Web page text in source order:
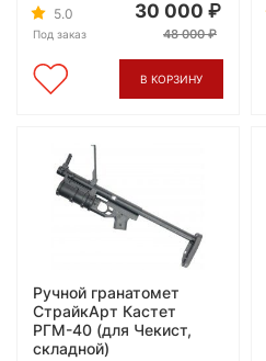
5.0
Под заказ
30 000
48 000
В КОРЗИНУ
Ручной гранатомет
СтрайкАрт Кастет
РГМ-40 (для Чекист,
складной)